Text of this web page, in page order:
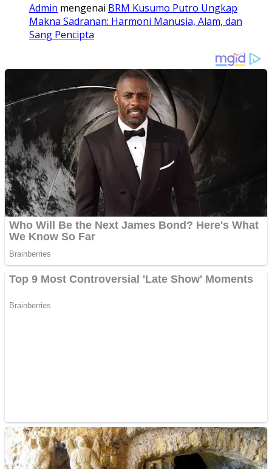
Admin mengenai BRM Kusumo Putro Ungkap
Makna Sadranan: Harmoni Manusia, Alam, dan
Sang Pencipta